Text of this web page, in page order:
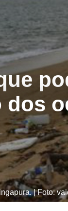
dos
| Foto: